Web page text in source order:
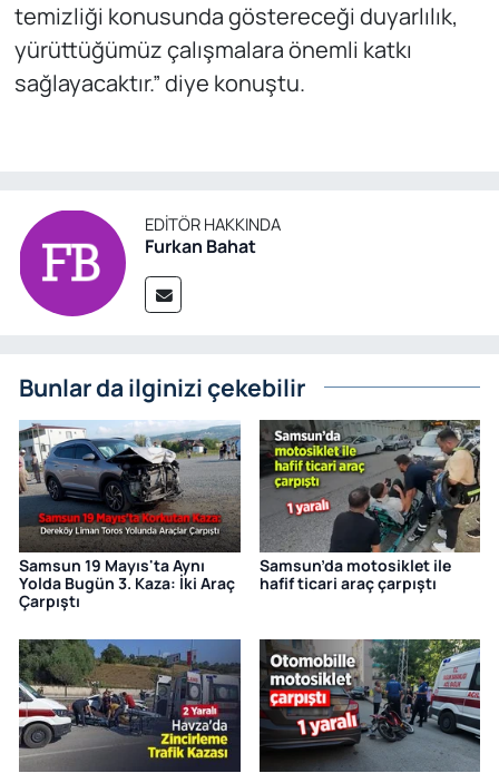
temizliği konusunda göstereceği duyarlılık,
yürüttüğümüz çalışmalara önemli katkı
sağlayacaktır.” diye konuştu.
EDITÖR HAKKINDA
Furkan Bahat
Bunlar da ilginizi çekebilir
Samsun 19 Mayıs'ta Aynı
Yolda Bugün 3. Kaza: İki Araç
Çarpıştı
Samsun’da motosiklet ile
hafif ticari araç çarpıştı